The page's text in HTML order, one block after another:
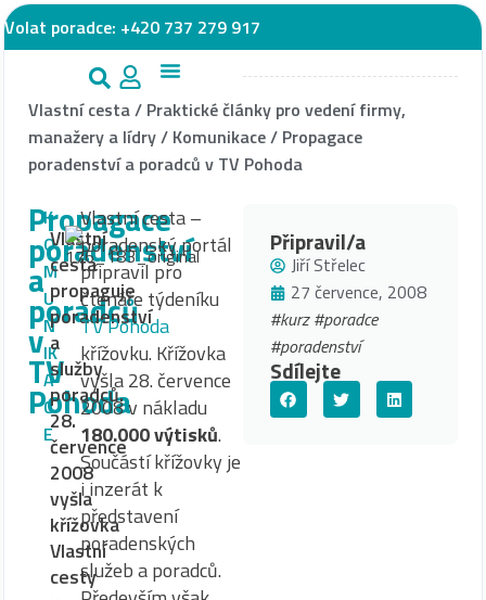
Volat poradce: +420 737 279 917
Vlastní cesta/ Praktické články pro vedení firmy,
manažery a lídry/ Komunikace/ Propagace
poradenství a poradců v TV Pohoda
Propagace
poradenství
a
poradců
v
TV
Pohoda
K
O
M
U
N
IK
A
C
E
Vlastní
cesta
propaguje
poradenství
a
služby
poradců.
28.
července
2008
vyšla
křížovka
Vlastní
cesty
Vlastní cesta –
poradenský portál
připravil pro
čtenáře týdeníku
TV Pohoda
křížovku. Křížovka
vyšla 28. července
2008 v nákladu
180.000 výtisků.
Součástí křížovky je
i inzerát k
představení
poradenských
služeb a poradců.
Připravil/a
Jiří Střelec
27 července, 2008
#kurz #poradce
#poradenství
Sdílejte